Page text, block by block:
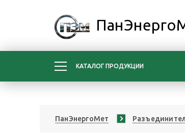
КАТАЛОГ ПРОДУКЦИИ
ПанЭнергоМет